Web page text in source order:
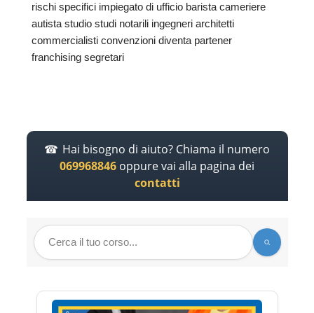
rischi specifici impiegato di ufficio barista cameriere
autista studio studi notarili ingegneri architetti
commercialisti convenzioni diventa partener
franchising segretari
Hai bisogno di aiuto? Chiama il numero
069968846 oppure vai alla pagina dei
contatti